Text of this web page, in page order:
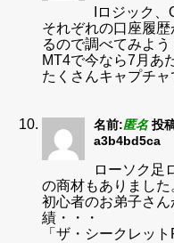
Iロジック
それぞれの口座履
るので調べてみよう
MT4で今なら7月あ
たくさんキャプチャ
名前:匿名 投
a3b4bd5ca
ローソク足
の商材もありました
初心者のお弟子さ
績・・・
「ザ・シークレッ